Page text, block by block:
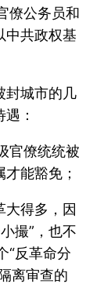
僚公务员和
中共政权基
封城市的几
：
官僚统统被
能豁免；
大得多，因
撮”，也不
“反革命分
离审查的